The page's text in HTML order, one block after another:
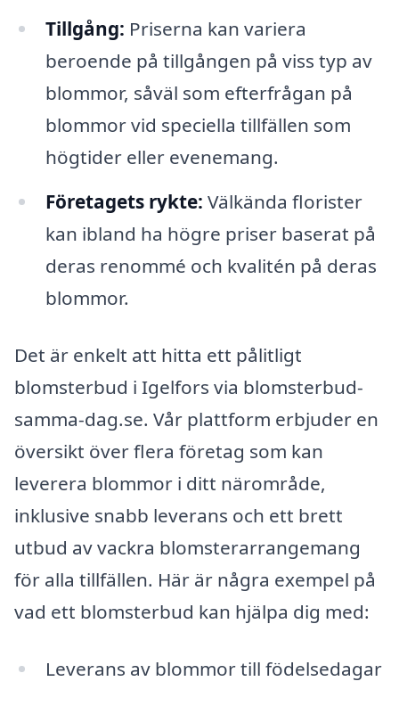
Tillgång: Priserna kan variera
beroende på tillgången på viss typ av
blommor, såväl som efterfrågan på
blommor vid speciella tillfällen som
högtider eller evenemang.
Företagets rykte: Välkända florister
kan ibland ha högre priser baserat på
deras renommé och kvalitén på deras
blommor.
Det är enkelt att hitta ett pålitligt
blomsterbud i Igelfors via blomsterbud-
samma-dag.se. Vår plattform erbjuder en
översikt över flera företag som kan
leverera blommor i ditt närområde,
inklusive snabb leverans och ett brett
utbud av vackra blomsterarrangemang
för alla tillfällen. Här är några exempel på
vad ett blomsterbud kan hjälpa dig med:
Leverans av blommor till födelsedagar